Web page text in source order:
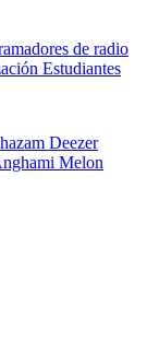
de radio
Estudiantes
Deezer
Melon